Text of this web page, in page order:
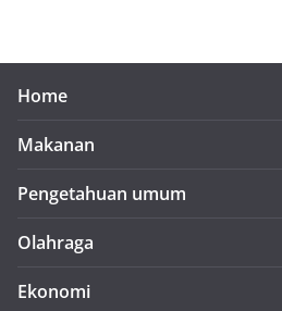
Home
Makanan
Pengetahuan umum
Olahraga
Ekonomi